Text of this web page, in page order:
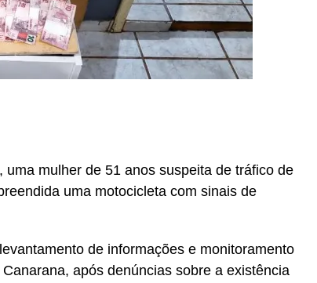
mulher de 51 anos suspeita de tráfico de
uma motocicleta com sinais de
de informações e monitoramento
após denúncias sobre a existência